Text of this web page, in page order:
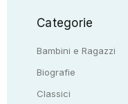
Categorie
Bambini e Ragazzi
Biografie
Classici